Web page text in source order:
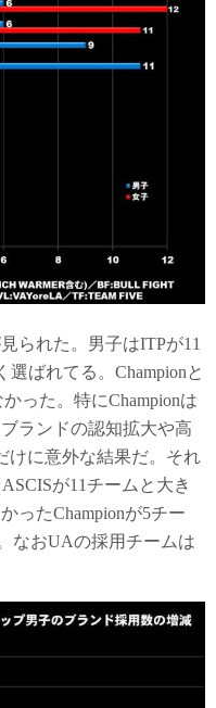
られた。男子はITPが11
ばれてる。Championと
った。特にChampionは
ランドの認知拡大や高
けに意外な結果だ。それ
が11チームと大き
ったChampionが5チー
なおUAの採用チームは